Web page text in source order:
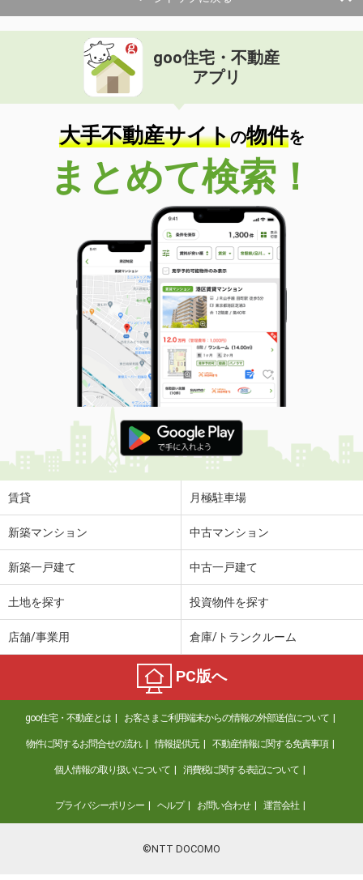
goo住宅・不動産
アプリ
大手不動産サイトの物件を
まとめて検索！
賃貸 月極駐車場
新築マンション 中古マンション
新築一戸建て 中古一戸建て
土地を探す 投資物件を探す
店舗/事業用 倉庫/トランクルーム
PC版へ
goo住宅・不動産とは お客さまご利用端末からの情報の外部送信について
物件に関するお問合せの流れ 情報提供元 不動産情報に関する免責事項
個人情報の取り扱いについて 消費税に関する表記について
プライバシーポリシー ヘルプ お問い合わせ 運営会社
©NTT DOCOMO